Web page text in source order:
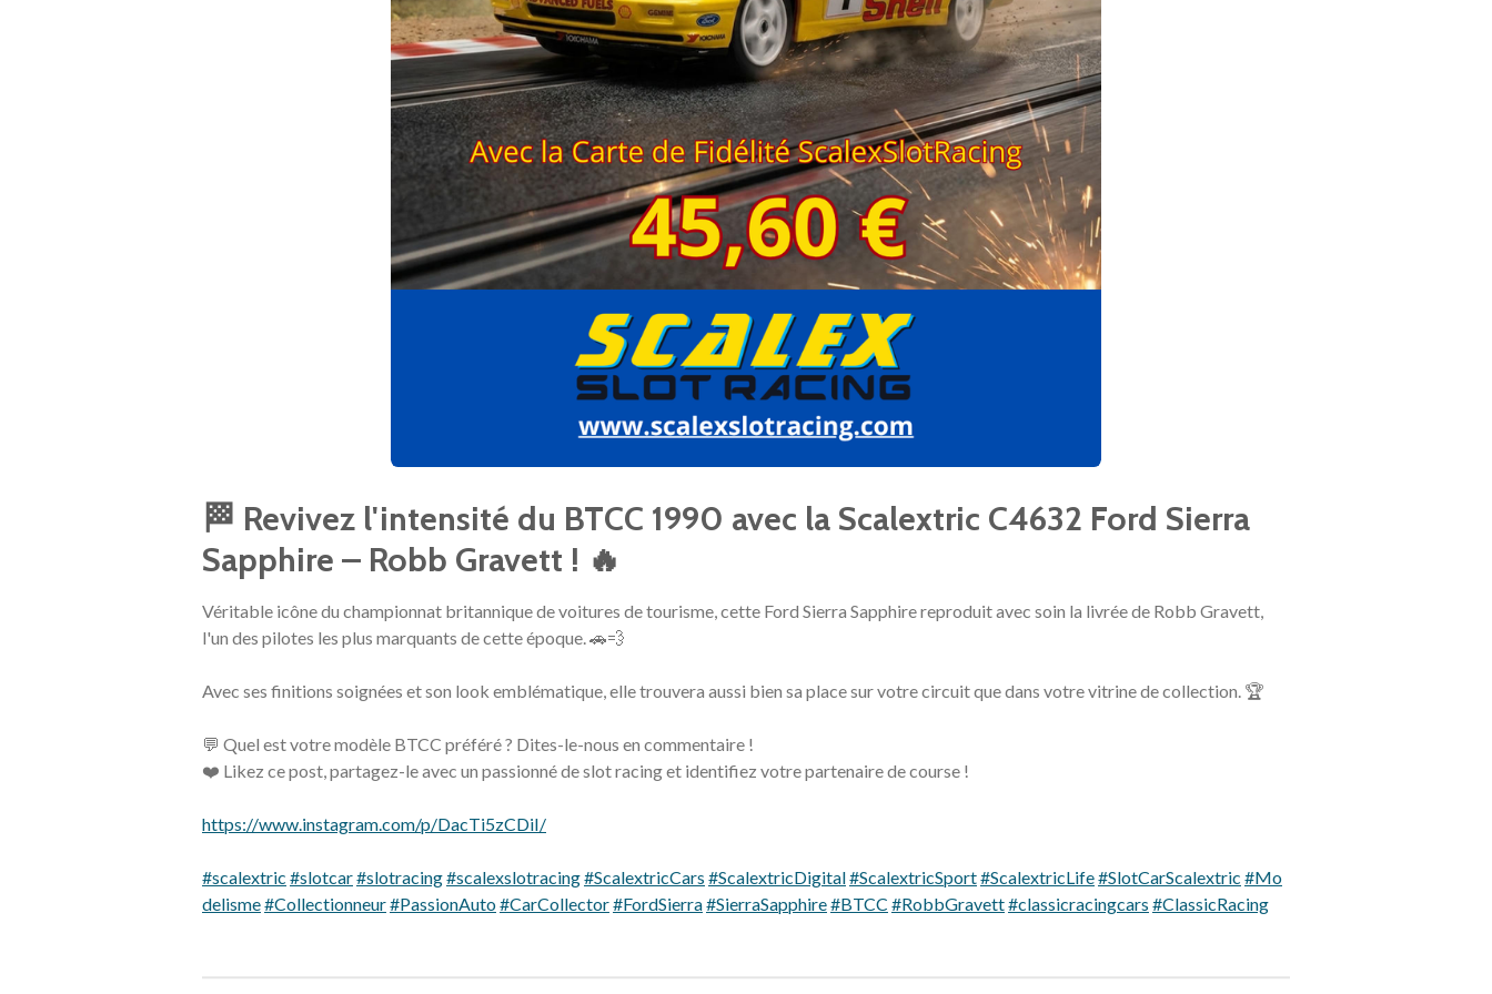
🏁 Revivez l'intensité du BTCC 1990 avec la Scalextric C4632 Ford Sierra
Sapphire – Robb Gravett ! 🔥
Véritable icône du championnat britannique de voitures de tourisme, cette Ford Sierra Sapphire reproduit avec soin la livrée de Robb Gravett,
l'un des pilotes les plus marquants de cette époque. 🚗💨
Avec ses finitions soignées et son look emblématique, elle trouvera aussi bien sa place sur votre circuit que dans votre vitrine de collection. 🏆
💬 Quel est votre modèle BTCC préféré ? Dites-le-nous en commentaire !
❤️ Likez ce post, partagez-le avec un passionné de slot racing et identifiez votre partenaire de course !
https://www.instagram.com/p/DacTi5zCDiI/
#scalextric #slotcar#slotracing#scalexslotracing#ScalextricCars #ScalextricDigital#ScalextricSport#ScalextricLife#SlotCarScalextric #Mo
delisme#Collectionneur#PassionAuto#CarCollector#FordSierra#SierraSapphire#BTCC #RobbGravett#classicracingcars #ClassicRacing